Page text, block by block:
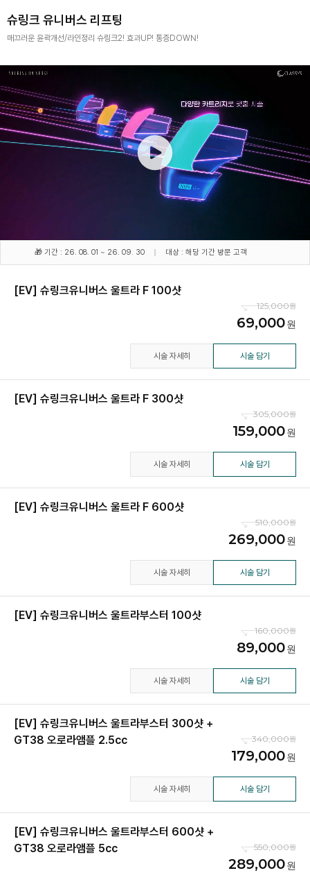
슈링크 유니버스 리프팅
매끄러운 윤곽개선/라인정리 슈링크2! 효과UP! 통증DOWN!
🎁 기간 : 26. 08. 01 ~ 26. 09. 30 대상 : 해당 기간 방문 고객
[EV] 슈링크유니버스 울트라 F 100샷
125,000
69,000
시술 자세히 시술 담기
[EV] 슈링크유니버스 울트라 F 300샷
305,000
159,000
시술 자세히 시술 담기
[EV] 슈링크유니버스 울트라 F 600샷
510,000
269,000
시술 자세히 시술 담기
[EV] 슈링크유니버스 울트라부스터 100샷
160,000
89,000
시술 자세히 시술 담기
[EV] 슈링크유니버스 울트라부스터 300샷 +
GT38 오로라앰플 2.5cc
340,000
179,000
시술 자세히 시술 담기
[EV] 슈링크유니버스 울트라부스터 600샷 +
GT38 오로라앰플 5cc
550,000
289,000